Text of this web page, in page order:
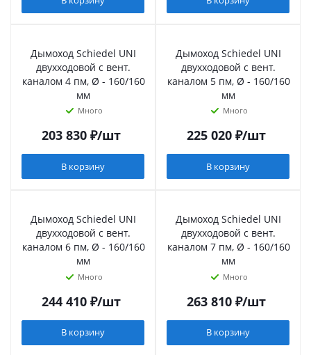
Дымоход Schiedel UNI
двухходовой с вент.
каналом 4 пм, Ø - 160/160
мм
Много
203 830₽/шт
В корзину
Дымоход Schiedel UNI
двухходовой с вент.
каналом 5 пм, Ø - 160/160
мм
Много
225 020₽/шт
В корзину
Дымоход Schiedel UNI
двухходовой с вент.
каналом 6 пм, Ø - 160/160
мм
Много
244 410₽/шт
В корзину
Дымоход Schiedel UNI
двухходовой с вент.
каналом 7 пм, Ø - 160/160
мм
Много
263 810₽/шт
В корзину